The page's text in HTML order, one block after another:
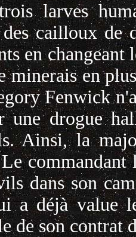
larves
cailloux de
en changeant
minerais en
Fenwick
drogue
Ainsi, la
commandant
dans son
a déjà value
de son contrat